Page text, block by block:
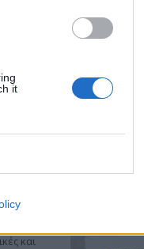
it
την
στο
της
και